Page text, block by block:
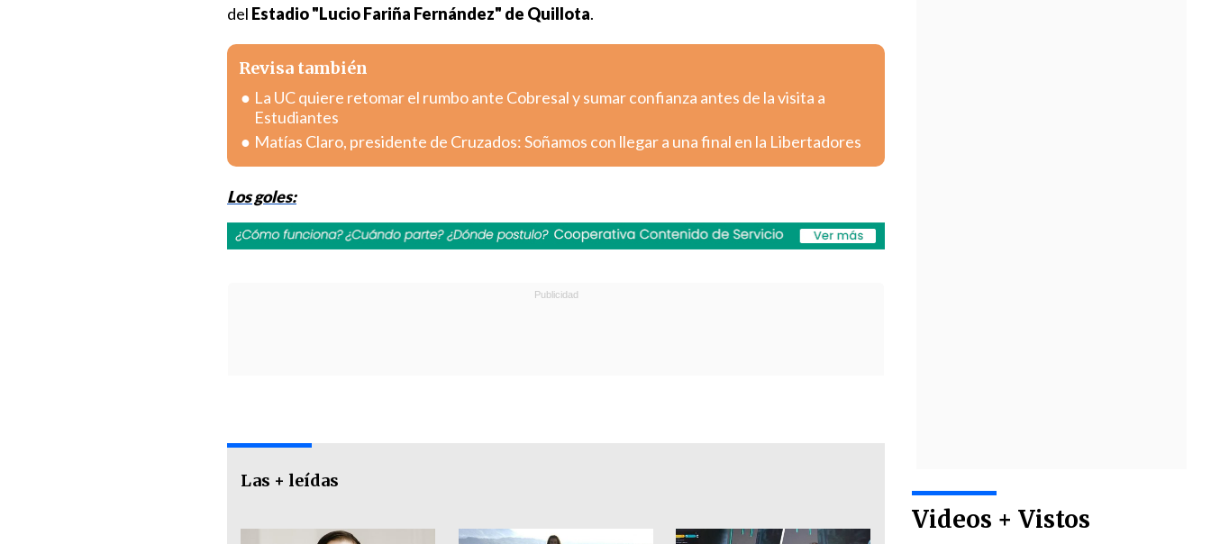
Videos + Vistos
del Estadio "Lucio Fariña Fernández" de Quillota.
Revisa también
La UC quiere retomar el rumbo ante Cobresal y sumar confianza antes de la visita a
Estudiantes
Matías Claro, presidente de Cruzados: Soñamos con llegar a una final en la Libertadores
Los goles:
Las + leídas